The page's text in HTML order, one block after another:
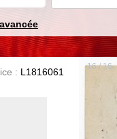
: L1816061 16 / 16